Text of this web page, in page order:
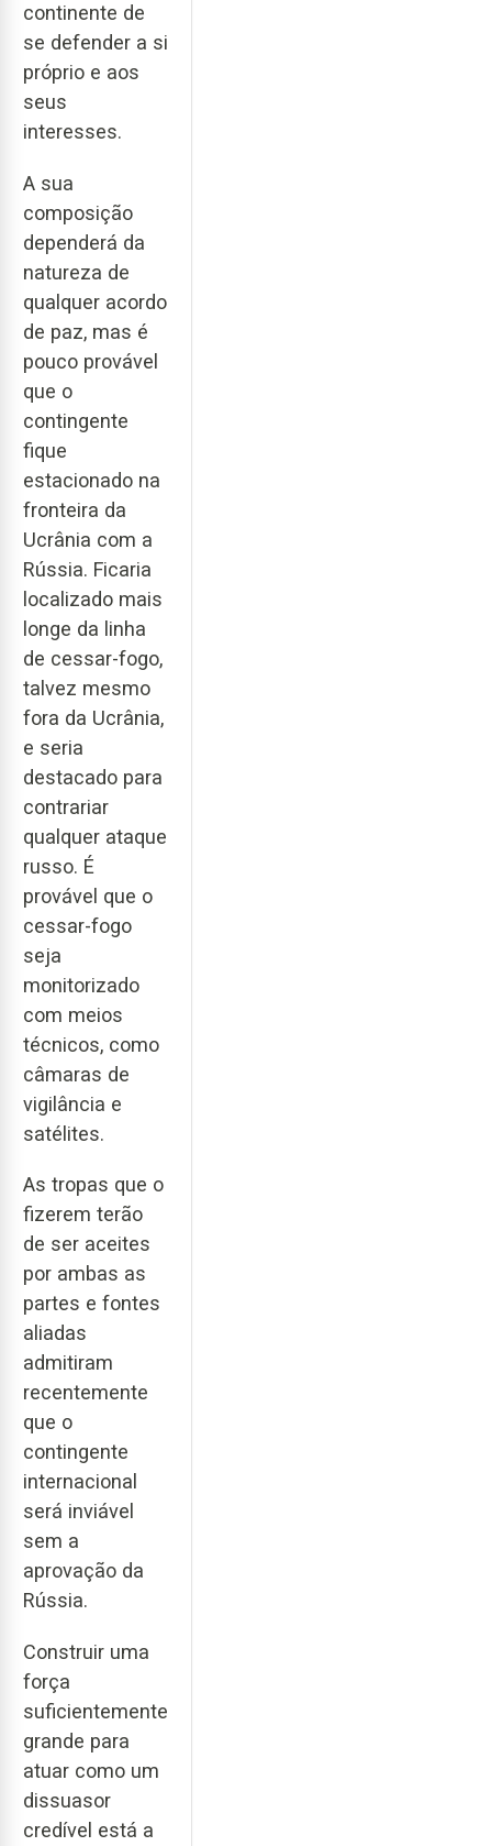
continente de
se defender a si
próprio e aos
seus
interesses.
A sua
composição
dependerá da
natureza de
qualquer acordo
de paz, mas é
pouco provável
que o
contingente
fique
estacionado na
fronteira da
Ucrânia com a
Rússia. Ficaria
localizado mais
longe da linha
de cessar-fogo,
talvez mesmo
fora da Ucrânia,
e seria
destacado para
contrariar
qualquer ataque
russo. É
provável que o
cessar-fogo
seja
monitorizado
com meios
técnicos, como
câmaras de
vigilância e
satélites.
As tropas que o
fizerem terão
de ser aceites
por ambas as
partes e fontes
aliadas
admitiram
recentemente
que o
contingente
internacional
será inviável
sem a
aprovação da
Rússia.
Construir uma
força
suficientemente
grande para
atuar como um
dissuasor
credível está a